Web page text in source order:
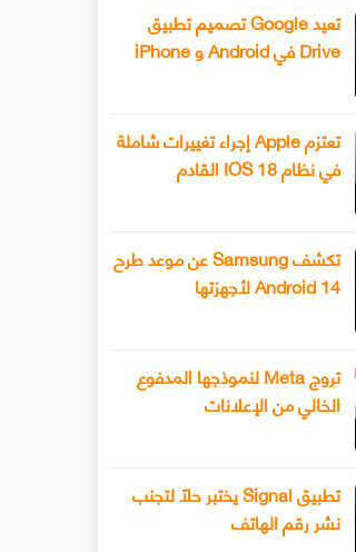
تعيد Google تصميم تطبيق
Drive في Android و iPhone
تعتزم Apple إجراء تغييرات شاملة
في نظام IOS 18 القادم
تكشف Samsung عن موعد طرح
Android 14 لأجهزتها
تروج Meta لنموذجها المدفوع
الخالي من الإعلانات
تطبيق Signal يختبر حلًا لتجنب
نشر رقم الهاتف